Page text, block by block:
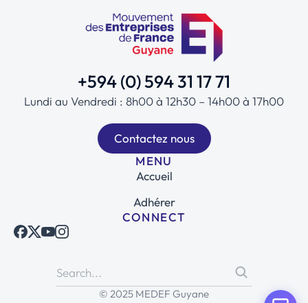
+594 (0) 594 31 17 71
Lundi au Vendredi : 8h00 à 12h30 – 14h00 à 17h00
Contactez nous
MENU
Accueil
Adhérer
CONNECT
© 2025 MEDEF Guyane